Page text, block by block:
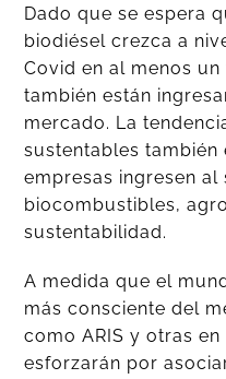
Dado que se espera
biodiésel crezca a
Covid en al menos
también están
mercado. La
sustentables también
empresas ingresen al
biocombustibles,
sustentabilidad.
A medida que el
más consciente del
como ARIS y otras
esforzarán por